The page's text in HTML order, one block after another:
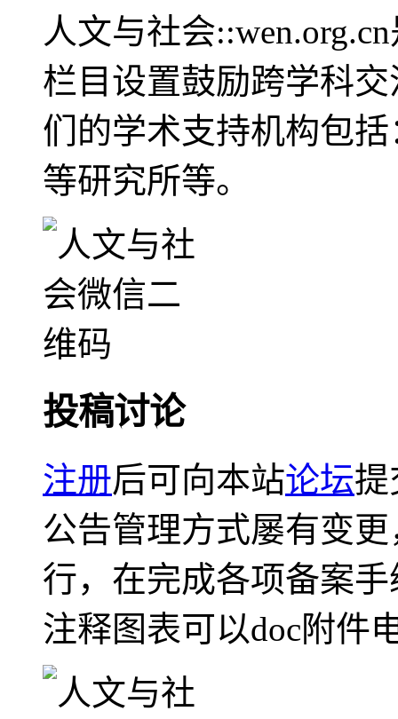
人文与社会
栏目设置鼓励跨学科
们的学术支持机构包
等研究所等。
投稿讨论
注册后可向本站论坛提
公告管理方式屡有变
行，在完成各项备案
注释图表可以doc附件